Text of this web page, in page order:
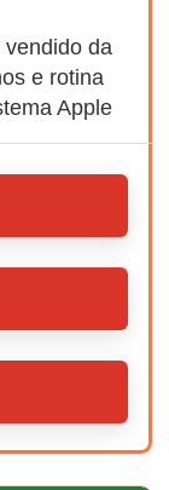
da
e rotina
Apple